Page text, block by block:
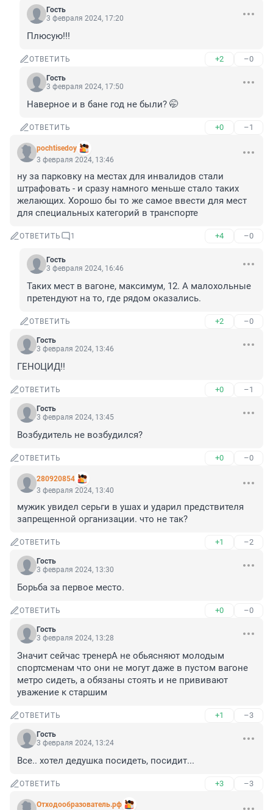
Гость
3 февраля 2024, 17:20
Плюсую!!!
ОТВЕТИТЬ +2 –0
Гость
3 февраля 2024, 17:50
Наверное и в бане год не были? 🤭
ОТВЕТИТЬ +0 –1
pochtisedoy
3 февраля 2024, 13:46
ну за парковку на местах для инвалидов стали
штрафовать - и сразу намного меньше стало таких
желающих. Хорошо бы то же самое ввести для мест
для специальных категорий в транспорте
ОТВЕТИТЬ 1 +4 –0
Гость
3 февраля 2024, 16:46
Таких мест в вагоне, максимум, 12. А малохольные
претендуют на то, где рядом оказались.
ОТВЕТИТЬ +2 –0
Гость
3 февраля 2024, 13:46
ГЕНОЦИД!!
ОТВЕТИТЬ +0 –1
Гость
3 февраля 2024, 13:45
Возбудитель не возбудился?
ОТВЕТИТЬ +0 –0
280920854
3 февраля 2024, 13:40
мужик увидел серьги в ушах и ударил предствителя
запрещенной организации. что не так?
ОТВЕТИТЬ +1 –2
Гость
3 февраля 2024, 13:30
Борьба за первое место.
ОТВЕТИТЬ +0 –0
Гость
3 февраля 2024, 13:28
Значит сейчас тренерА не обьясняют молодым
спортсменам что они не могут даже в пустом вагоне
метро сидеть, а обязаны стоять и не прививают
уважение к старшим
ОТВЕТИТЬ +1 –3
Гость
3 февраля 2024, 13:24
Все.. хотел дедушка посидеть, посидит...
ОТВЕТИТЬ +3 –3
Отходообразователь.рф